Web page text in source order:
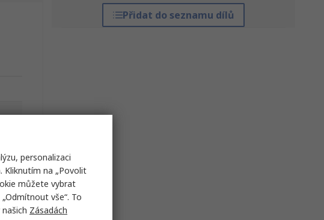
Přidat do seznamu dílů
personalizaci
Kliknutím na „Povolit
můžete vybrat
vše“. To
Zásadách